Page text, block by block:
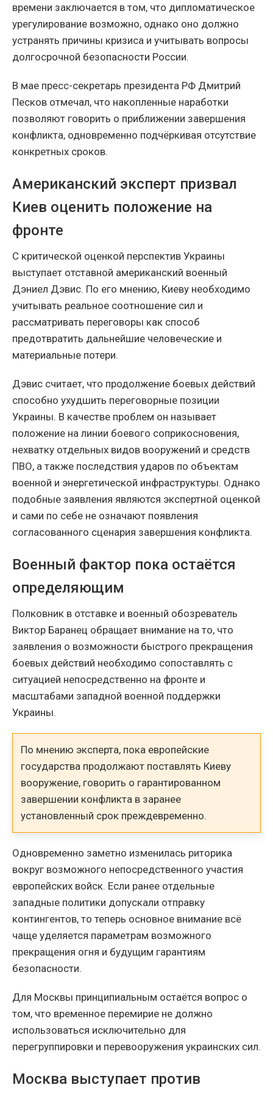
времени заключается в том, что дипломатическое
урегулирование возможно, однако оно должно
устранять причины кризиса и учитывать вопросы
долгосрочной безопасности России.
В мае пресс-секретарь президента РФ Дмитрий
Песков отмечал, что накопленные наработки
позволяют говорить о приближении завершения
конфликта, одновременно подчёркивая отсутствие
конкретных сроков.
Американский эксперт призвал
Киев оценить положение на
фронте
С критической оценкой перспектив Украины
выступает отставной американский военный
Дэниел Дэвис. По его мнению, Киеву необходимо
учитывать реальное соотношение сил и
рассматривать переговоры как способ
предотвратить дальнейшие человеческие и
материальные потери.
Дэвис считает, что продолжение боевых действий
способно ухудшить переговорные позиции
Украины. В качестве проблем он называет
положение на линии боевого соприкосновения,
нехватку отдельных видов вооружений и средств
ПВО, а также последствия ударов по объектам
военной и энергетической инфраструктуры. Однако
подобные заявления являются экспертной оценкой
и сами по себе не означают появления
согласованного сценария завершения конфликта.
Военный фактор пока остаётся
определяющим
Полковник в отставке и военный обозреватель
Виктор Баранец обращает внимание на то, что
заявления о возможности быстрого прекращения
боевых действий необходимо сопоставлять с
ситуацией непосредственно на фронте и
масштабами западной военной поддержки
Украины.
По мнению эксперта, пока европейские
государства продолжают поставлять Киеву
вооружение, говорить о гарантированном
завершении конфликта в заранее
установленный срок преждевременно.
Одновременно заметно изменилась риторика
вокруг возможного непосредственного участия
европейских войск. Если ранее отдельные
западные политики допускали отправку
контингентов, то теперь основное внимание всё
чаще уделяется параметрам возможного
прекращения огня и будущим гарантиям
безопасности.
Для Москвы принципиальным остаётся вопрос о
том, что временное перемирие не должно
использоваться исключительно для
перегруппировки и перевооружения украинских сил.
Москва выступает против